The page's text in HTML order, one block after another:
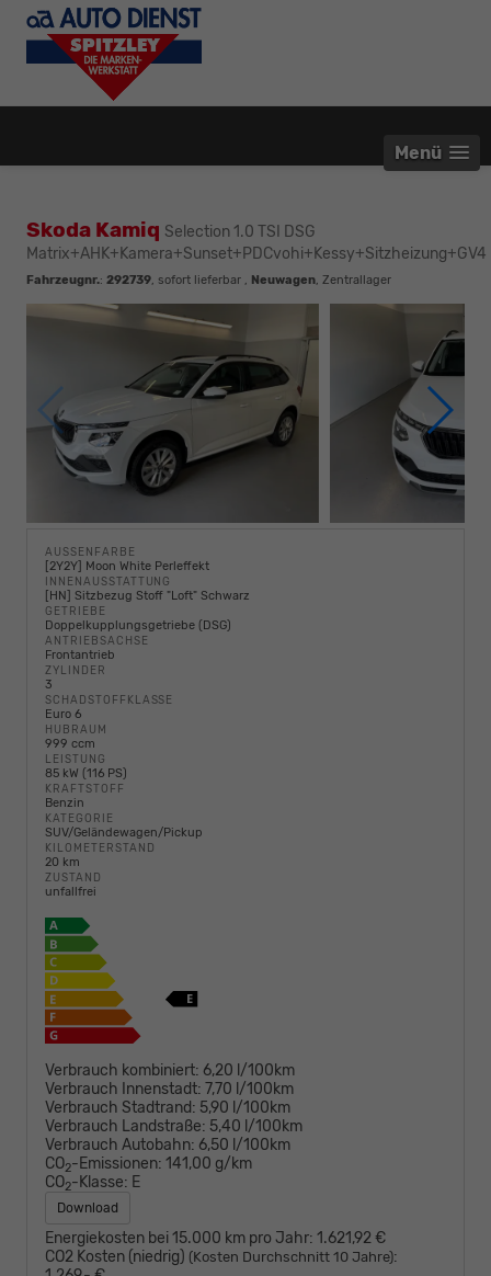
Menü
Skoda Kamiq Selection 1.0 TSI DSG
Matrix+AHK+Kamera+Sunset+PDCvohi+Kessy+Sitzheizung+GV4
Fahrzeugnr.: 292739, sofort lieferbar , Neuwagen, Zentrallager
AUSSENFARBE
[2Y2Y] Moon White Perleffekt
INNENAUSSTATTUNG
[HN] Sitzbezug Stoff "Loft" Schwarz
GETRIEBE
Doppelkupplungsgetriebe (DSG)
ANTRIEBSACHSE
Frontantrieb
ZYLINDER
3
SCHADSTOFFKLASSE
Euro 6
HUBRAUM
999 ccm
LEISTUNG
85 kW (116 PS)
KRAFTSTOFF
Benzin
KATEGORIE
SUV/Geländewagen/Pickup
KILOMETERSTAND
20 km
ZUSTAND
unfallfrei
Verbrauch kombiniert: 6,20 l/100km
Verbrauch Innenstadt: 7,70 l/100km
Verbrauch Stadtrand: 5,90 l/100km
Verbrauch Landstraße: 5,40 l/100km
Verbrauch Autobahn: 6,50 l/100km
CO2-Emissionen: 141,00 g/km
CO2-Klasse: E
Download
Energiekosten bei 15.000 km pro Jahr: 1.621,92 €
CO2 Kosten (niedrig) (Kosten Durchschnitt 10 Jahre):